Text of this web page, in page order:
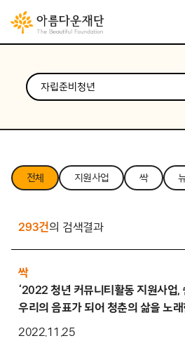
전체 지원사업 싹
293건의 검색결과
싹
‘2022 청년 커뮤니티활동 지원사업,
우리의 음표가 되어 청춘의 삶을 노
2022.11.25